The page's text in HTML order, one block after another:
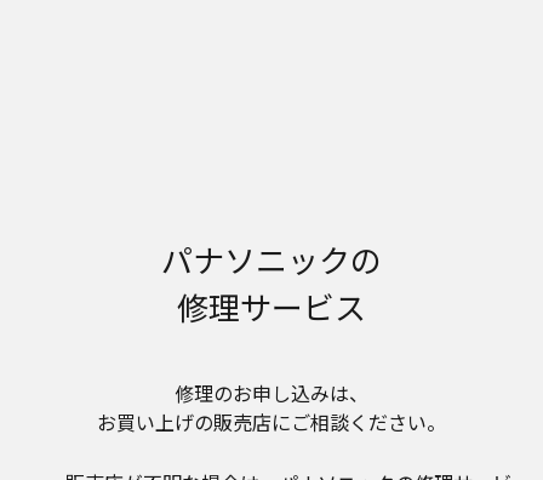
商品ご使用時の安全上のご注意については、取扱
説明書に記載または別途同梱の別紙にてお客様に
ご提供しておりますが、本ウェブサイトでは別紙
にて提供している情報は公開しておりません。
規制などの変化に応じて変更する場合がありま
す。お手持ちの商品に関し、本ウェブサイトに公
開されている取扱説明書に記載の安全上のご注意
パナソニックの
修理サービス
修理のお申し込みは、​
お買い上げの販売店にご相談ください。​